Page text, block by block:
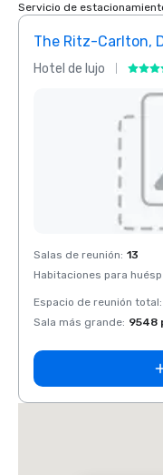
Servicio de
The Ritz-Carlton,
Hotel de lujo
Removed from
Salas de reunión: 13
Habitaciones para
Espacio de reunión total:
Sala más grande: 9548